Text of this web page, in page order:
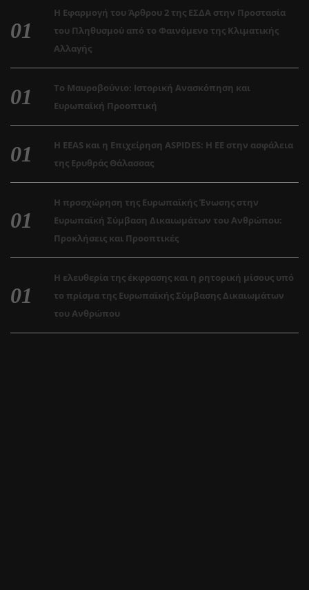
Η Εφαρμογή του Άρθρου 2 της ΕΣΔΑ στην Προστασία
του Πληθυσμού από το Φαινόμενο της Κλιματικής
Αλλαγής
Το Μαυροβούνιο: Ιστορική Ανασκόπηση και
Ευρωπαϊκή Προοπτική
Η EEAS και η Επιχείρηση ASPIDES: Η ΕΕ στην ασφάλεια
της Ερυθράς Θάλασσας
Η προσχώρηση της Ευρωπαϊκής Ένωσης στην
Ευρωπαϊκή Σύμβαση Δικαιωμάτων του Ανθρώπου:
Προκλήσεις και Προοπτικές
Η ελευθερία της έκφρασης και η ρητορική μίσους υπό
το πρίσμα της Ευρωπαϊκής Σύμβασης Δικαιωμάτων
του Ανθρώπου